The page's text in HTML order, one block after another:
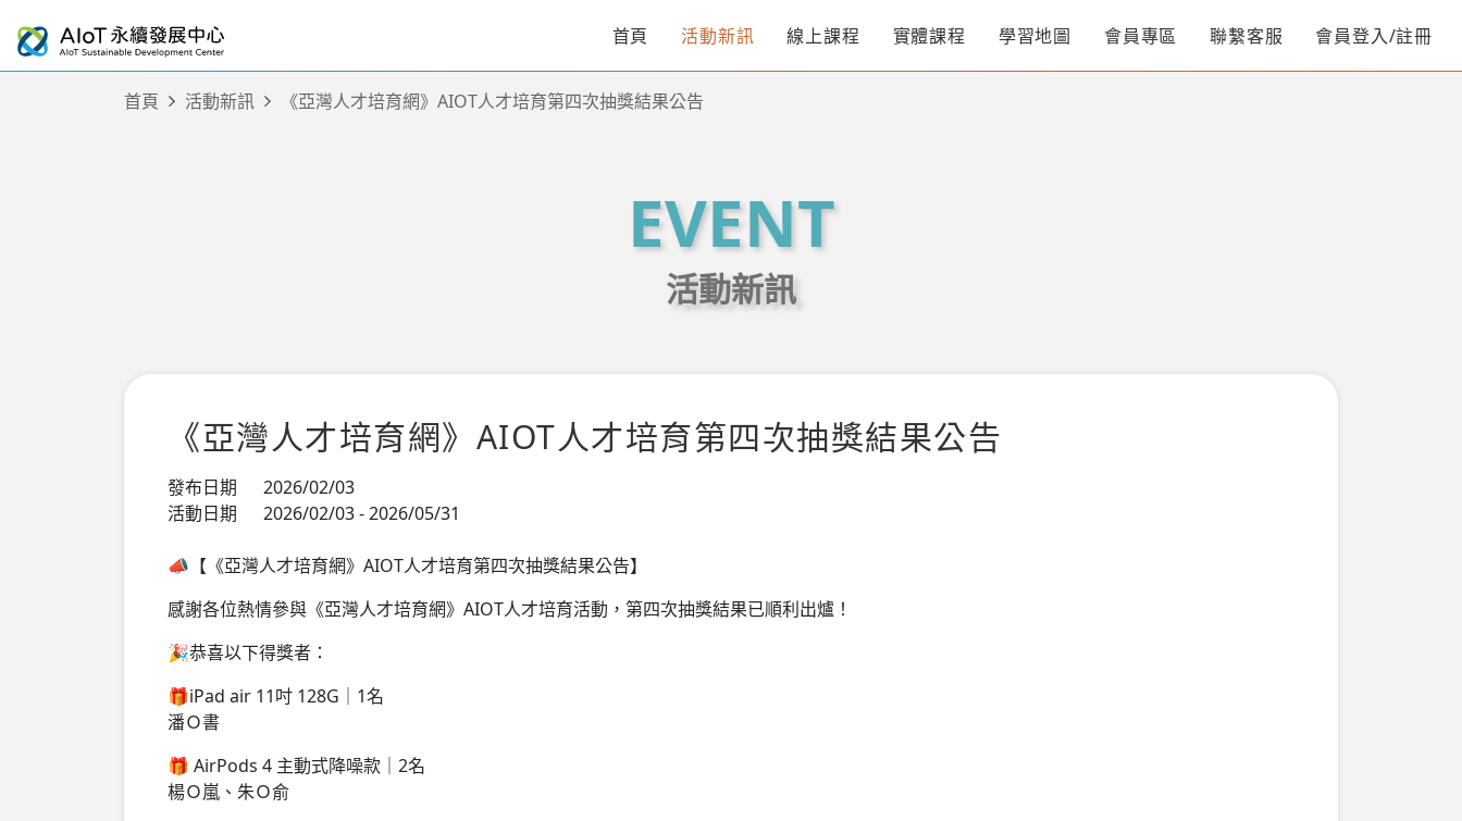
首頁 活動新訊 線上課程 實體課程 學習地圖 會員專區 聯繫客服 會員登入/註冊
首頁 活動新訊 《亞灣人才培育網》AIOT人才培育第四次抽獎結果公告
EVENT
活動新訊
《亞灣人才培育網》AIOT人才培育第四次抽獎結果公告
發布日期
2026/02/03
活動日期
2026/02/03 - 2026/05/31
📣【《亞灣人才培育網》AIOT人才培育第四次抽獎結果公告】
感謝各位熱情參與《亞灣人才培育網》AIOT人才培育活動，第四次抽獎結果已順利出爐！
🎉恭喜以下得獎者：
🎁iPad air 11吋 128G｜1名
潘Ｏ書
🎁 AirPods 4 主動式降噪款｜2名
楊Ｏ嵐、朱Ｏ俞